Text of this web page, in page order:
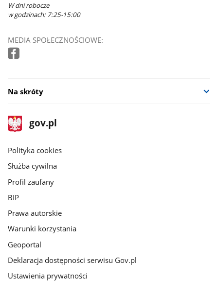
W dni robocze
w godzinach: 7:25-15:00
MEDIA SPOŁECZNOŚCIOWE:
Na skróty
stopka
gov.pl
Strona
gov.pl
gov.pl
Polityka cookies
Służba cywilna
Profil zaufany
BIP
Prawa autorskie
Warunki korzystania
Geoportal
Deklaracja dostępności serwisu Gov.pl
Ustawienia prywatności